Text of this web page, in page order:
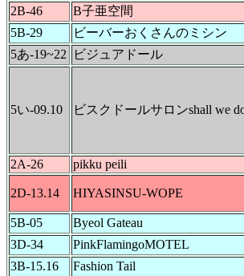
2B-46
B子亜空間
5B-29
ビーバーおくさんのミシン
5あ-19~22
ビジュアドール
5い-09.10 ビスクドールサロンshall we
2A-26 pikku peili
2D-13.14 HIYASINSU-WOPE
5B-05 Byeol Gateau
3D-34
PinkFlamingoMOTEL
3B-15.16
Fashion Tail